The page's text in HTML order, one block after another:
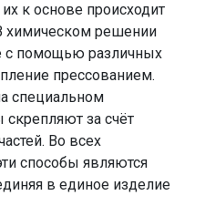
к основе происходит
химическом решении
с помощью различных
прессованием.
специальном
за счёт
Во всех
способы являются
в единое изделие